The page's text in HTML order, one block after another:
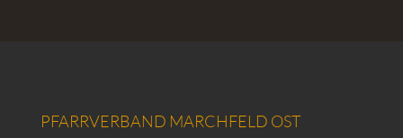
PFARRVERBAND MARCHFELD OST